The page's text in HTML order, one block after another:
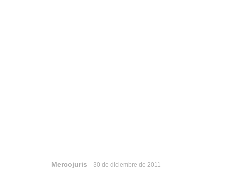
Mercojuris 30 de diciembre de 2011